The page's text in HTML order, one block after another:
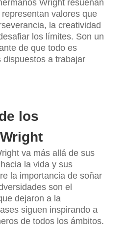
Wright resuenan
valores que
la creatividad
los límites. Son un
de que todo es
dispuestos a trabajar
los
va más allá de sus
la vida y sus
la importancia de soñar
son el
dejaron a la
siguen inspirando a
de todos los ámbitos.